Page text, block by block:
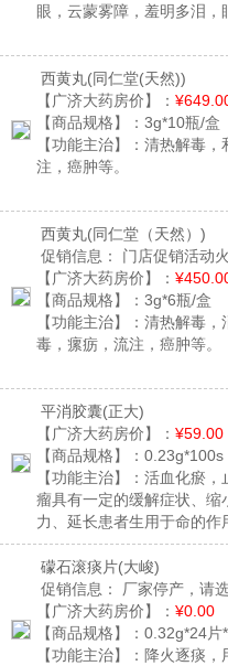
眼，云蒙雾障，羞明多泪，
西黄丸(同仁堂(天然))
【广济大药房价】：
【商品规格】： 3g*10瓶/盒
【功能主治】： 清热解毒，
注，癌肿等。
西黄丸(同仁堂（天然）)
促销信息：
门店促销活动
【广济大药房价】：
【商品规格】： 3g*6瓶/盒
【功能主治】： 清热解毒，
毒，瘰疬，流注，癌肿等。
平消胶囊(正大)
【广济大药房价】： ¥59.00
【商品规格】： 0.23g*100s
【功能主治】： 活血化瘀，
瘤具有一定的缓解症状、缩
力、延长患者生用于命的作
礞石滚痰片(大峻)
促销信息：
厂家停产，请
【广济大药房价】： ¥0.00
【商品规格】： 0.32g*24片
【功能主治】： 降火逐痰，